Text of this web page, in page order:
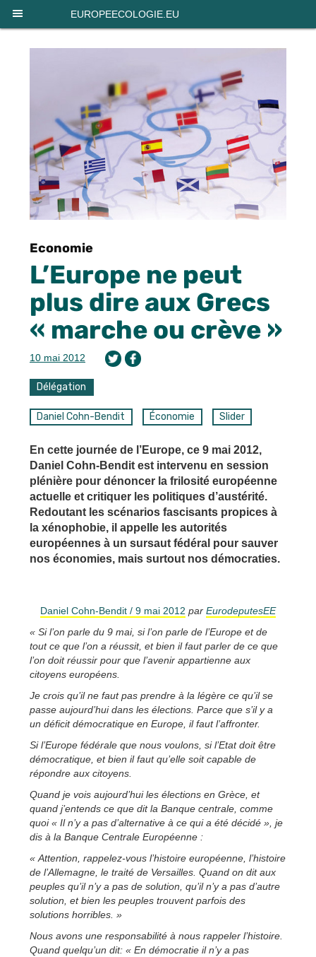
EUROPEECOLOGIE.EU
Economie
L’Europe ne peut
plus dire aux Grecs
« marche ou crève »
10 mai 2012
Délégation
Daniel Cohn-Bendit Économie Slider
En cette journée de l’Europe, ce 9 mai 2012,
Daniel Cohn-Bendit est intervenu en session
plénière pour dénoncer la frilosité européenne
actuelle et critiquer les politiques d’austérité.
Redoutant les scénarios fascisants propices à
la xénophobie, il appelle les autorités
européennes à un sursaut fédéral pour sauver
nos économies, mais surtout nos démocraties.
Daniel Cohn-Bendit / 9 mai 2012 par EurodeputesEE
« Si l’on parle du 9 mai, si l’on parle de l’Europe et de
tout ce que l’on a réussit, et bien il faut parler de ce que
l’on doit réussir pour que l’avenir appartienne aux
citoyens européens.
Je crois qu’il ne faut pas prendre à la légère ce qu’il se
passe aujourd’hui dans les élections. Parce que s’il y a
un déficit démocratique en Europe, il faut l’affronter.
Si l’Europe fédérale que nous voulons, si l’Etat doit être
démocratique, et bien il faut qu’elle soit capable de
répondre aux citoyens.
Quand je vois aujourd’hui les élections en Grèce, et
quand j’entends ce que dit la Banque centrale, comme
quoi « Il n’y a pas d’alternative à ce qui a été décidé », je
dis à la Banque Centrale Européenne :
« Attention, rappelez-vous l’histoire européenne, l’histoire
de l’Allemagne, le traité de Versailles. Quand on dit aux
peuples qu’il n’y a pas de solution, qu’il n’y a pas d’autre
solution, et bien les peuples trouvent parfois des
solutions horribles. »
Nous avons une responsabilité à nous rappeler l’histoire.
Quand quelqu’un dit: « En démocratie il n’y a pas